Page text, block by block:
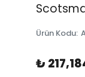
Ürün Kodu:
₺